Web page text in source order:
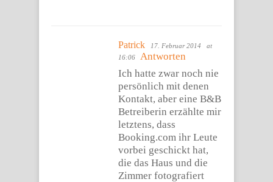
Patrick 17. Februar 2014
at
16:06
Antworten
Ich hatte zwar noch nie
persönlich mit denen
Kontakt, aber eine B&B
Betreiberin erzählte mir
letztens, dass
Booking.com ihr Leute
vorbei geschickt hat,
die das Haus und die
Zimmer fotografiert